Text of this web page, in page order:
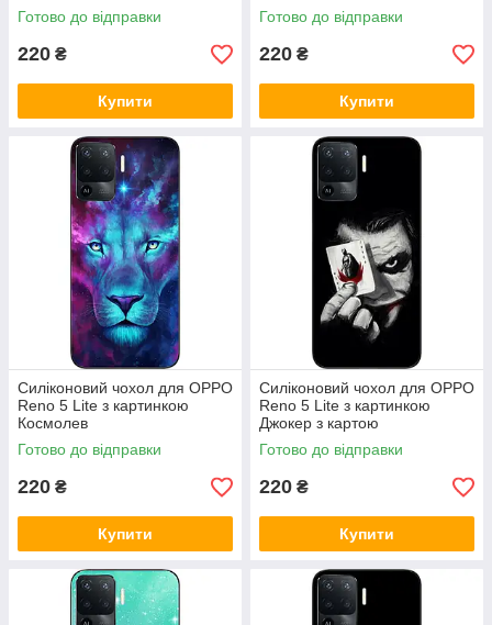
Готово до відправки
220 ₴
Купити
Готово до відправки
220 ₴
Купити
Силіконовий чохол для OPPO
Reno 5 Lite з картинкою
Космолев
Готово до відправки
220 ₴
Купити
Силіконовий чохол для OPPO
Reno 5 Lite з картинкою
Джокер з картою
Готово до відправки
220 ₴
Купити